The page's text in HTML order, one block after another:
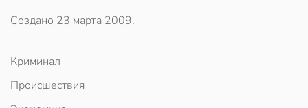
Создано 23 марта 2009.
Криминал
Происшествия